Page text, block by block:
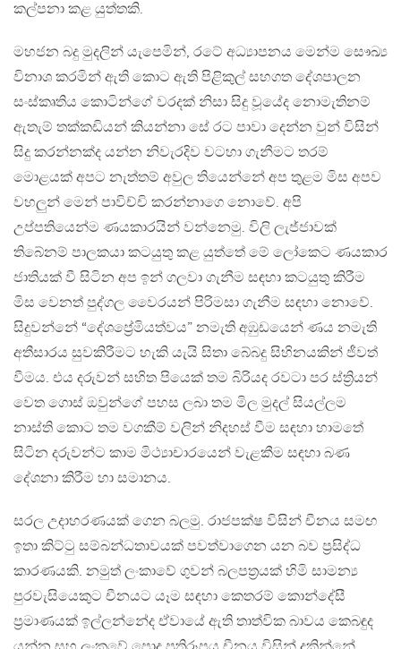
කල්පනා කළ යුත්තකි.
මහජන බදු මුදලින් යැපෙමින්, රටේ අධ්‍යාපනය මෙන්ම සෞඛ්‍ය
විනාශ කරමින් ඇති කොට ඇති පිළිකුල් සහගත දේශපාලන
සංස්කෘතිය කොටින්ගේ වරදක් නිසා සිදු වූයේද නොමැතිනම්
ඇතැම් තක්කඩියන් කියන්නා සේ රට පාවා දෙන්න වුන් විසින්
සිදු කරන්නක්ද යන්න නිවැරදිව වටහා ගැනීමට තරම්
මොළයක් අපට නැත්තම් අවුල තියෙන්නේ අප තුළම මිස අපව
වහලුන් මෙන් පාවිච්චි කරන්නාගෙ නොවේ. අපි
උප්පතියෙන්ම ණයකාරයින් වන්නෙමු. විලි ලැජ්ජාවක්
තිබේනම් පාලකයා කටයුතු කළ යුත්තේ මේ ලෝකෙට ණයකාර
ජාතියක් වී සිටින අප ඉන් ගලවා ගැනීම සඳහා කටයුතු කිරීම
මිස වෙනත් පුද්ගල වෛරයන් පිරිමසා ගැනීම සඳහා නොවේ.
සිදුවන්නේ “දේශප්‍රේමියත්වය” නමැති අඹුඩයෙන් ණය නමැති
අතීසාරය සුවකිරීමට හැකි යැයි සිතා බේබදු සිහිනයකින් ජීවත්
වීමය. එය දරුවන් සහිත පියෙක් තම බිරියද රවටා පර ස්ත්‍රියන්
වෙත ගොස් ඔවුන්ගේ පහස ලබා තම මිල මුදල් සියල්ලම
නාස්ති කොට තම වගකීම් වලින් නිදහස් වීම සඳහා හාමතේ
සිටින දරුවන්ට කාම මිථ්‍යාචාරයෙන් වැළකීම සඳහා බණ
දේශනා කිරීම හා සමානය.
සරල උදාහරණයක් ගෙන බලමු. රාජපක්ෂ විසින් චීනය සමඟ
ඉතා කිට්ටු සම්බන්ධතාවයක් පවත්වාගෙන යන බව ප්‍රසිද්ධ
කාරණයකි. නමුත් ලංකාවේ ගුවන් බලපත්‍රයක් හිමි සාමන්‍ය
පුරවැසියෙකුට චීනයට යෑම සඳහා කෙතරම් කොන්දේසී
ප්‍රමාණයක් ඉල්ලන්නේද ඒවායේ ඇති තාත්වික බාවය කෙබඳුද